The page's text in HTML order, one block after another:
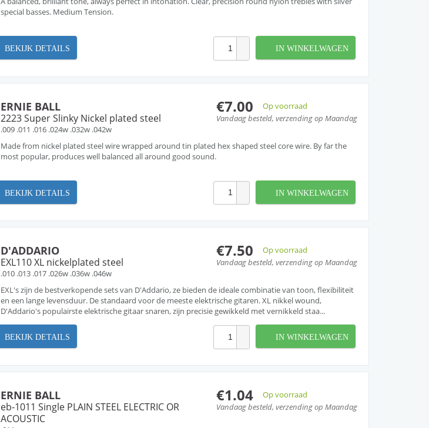
special basses. Medium Tension.
BEKIJK DETAILS IN WINKELWAGEN
€7.00
Op voorraad
Vandaag besteld, verzending op Maandag
ERNIE BALL
2223 Super Slinky Nickel plated steel
.009 .011 .016 .024w .032w .042w
Made from nickel plated steel wire wrapped around tin plated hex shaped steel core wire. By far the
most popular, produces well balanced all around good sound.
BEKIJK DETAILS IN WINKELWAGEN
€7.50
Op voorraad
Vandaag besteld, verzending op Maandag
D'ADDARIO
EXL110 XL nickelplated steel
.010 .013 .017 .026w .036w .046w
EXL's zijn de bestverkopende sets van D'Addario, ze bieden de ideale combinatie van toon, flexibiliteit
en een lange levensduur. De standaard voor de meeste elektrische gitaren. XL nikkel wound,
D'Addario's populairste elektrische gitaar snaren, zijn precisie gewikkeld met vernikkeld staa...
BEKIJK DETAILS IN WINKELWAGEN
€1.04
Op voorraad
Vandaag besteld, verzending op Maandag
ERNIE BALL
eb-1011 Single PLAIN STEEL ELECTRIC OR
ACOUSTIC